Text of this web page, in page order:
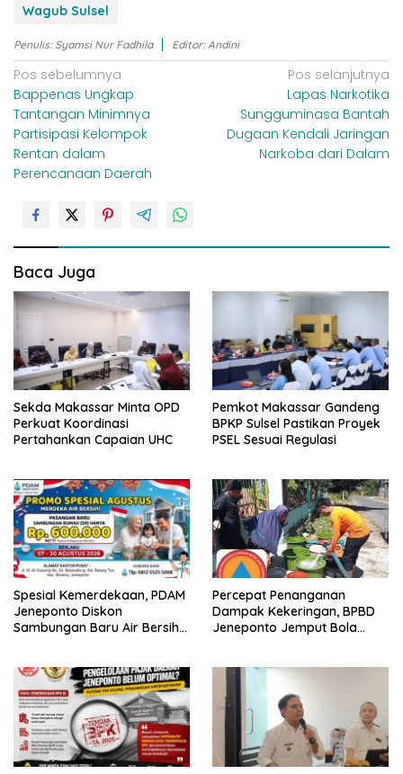
Wagub Sulsel
Penulis: Syamsi Nur Fadhila Editor: Andini
N
a
v
i
g
i
p
o
s
Pos sebelumnya
Bappenas Ungkap
Tantangan Minimnya
Partisipasi Kelompok
Rentan dalam
Perencanaan Daerah
Pos selanjutnya
Lapas Narkotika
Sungguminasa Bantah
Dugaan Kendali Jaringan
Narkoba dari Dalam
Baca Juga
Sekda Makassar Minta OPD
Perkuat Koordinasi
Pertahankan Capaian UHC
Pemkot Makassar Gandeng
BPKP Sulsel Pastikan Proyek
PSEL Sesuai Regulasi
Spesial Kemerdekaan, PDAM
Jeneponto Diskon
Sambungan Baru Air Bersih
Percepat Penanganan
Dampak Kekeringan, BPBD
Jeneponto Jemput Bola